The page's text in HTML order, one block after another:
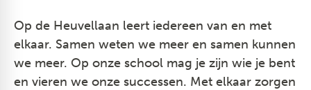
Op de Heuvellaan leert iedereen van en met
elkaar. Samen weten we meer en samen kunnen
we meer. Op onze school mag je zijn wie je bent
en vieren we onze successen. Met elkaar zorgen